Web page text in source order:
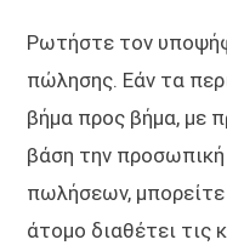
Ρωτήστε τον
πώλησης. Εάν τα
βήμα προς βήμα, με
βάση την
πωλήσεων,
άτομο διαθέτει τις